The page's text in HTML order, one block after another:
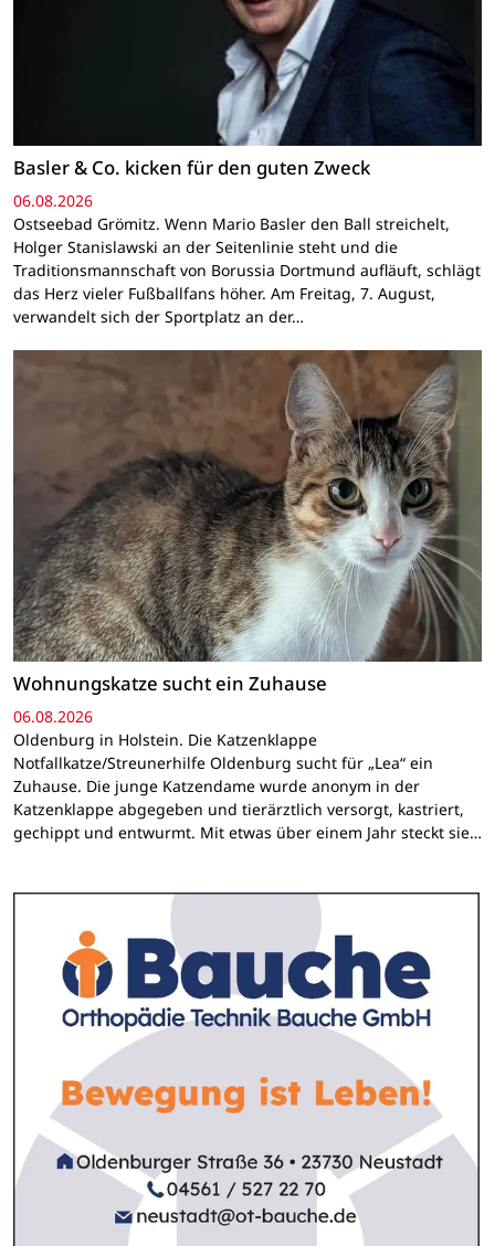
Basler & Co. kicken für den guten Zweck
06.08.2026
Ostseebad Grömitz. Wenn Mario Basler den Ball streichelt,
Holger Stanislawski an der Seitenlinie steht und die
Traditionsmannschaft von Borussia Dortmund aufläuft, schlägt
das Herz vieler Fußballfans höher. Am Freitag, 7. August,
verwandelt sich der Sportplatz an der…
Wohnungskatze sucht ein Zuhause
06.08.2026
Oldenburg in Holstein. Die Katzenklappe
Notfallkatze/Streunerhilfe Oldenburg sucht für „Lea“ ein
Zuhause. Die junge Katzendame wurde anonym in der
Katzenklappe abgegeben und tierärztlich versorgt, kastriert,
gechippt und entwurmt. Mit etwas über einem Jahr steckt sie…